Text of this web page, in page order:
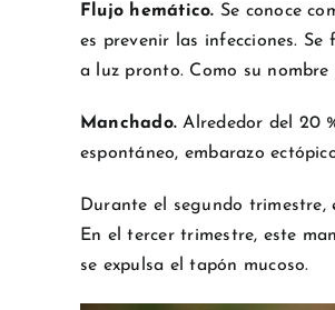
Flujo hemático. Se conoce
es prevenir las infecciones. Se
a luz pronto. Como su
Manchado.Alrededor del 20
espontáneo, embarazo
Durante el segundo
En el tercer trimestre, este
se expulsa el tapón mucoso.